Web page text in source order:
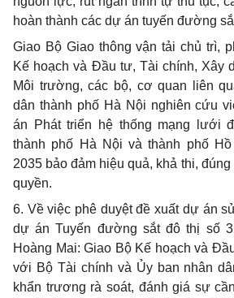
hoàn thành các dự án tuyến đường
Giao Bộ Giao thông vận tải chủ trì,
Kế hoạch và Đầu tư, Tài chính, Xây
Môi trường, các bộ, cơ quan liên
dân thành phố Hà Nội nghiên cứu
án Phát triển hệ thống mạng lưới
thành phố Hà Nội và thành phố
2035 bảo đảm hiệu quả, khả thi,
quyền.
6. Về việc phê duyệt đề xuất dự án
dự án Tuyến đường sắt đô thị số
Hoàng Mai: Giao Bộ Kế hoạch và
với Bộ Tài chính và Ủy ban nhân
khẩn trương rà soát, đánh giá sự